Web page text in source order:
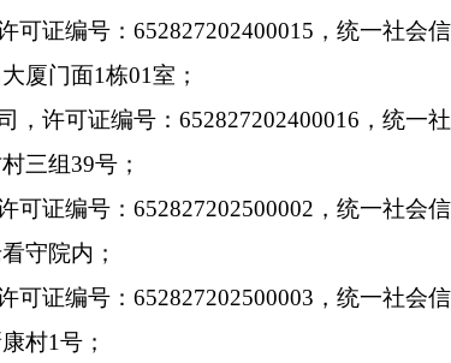
可证编号：652827202400015 ，统一社会
厦门面1栋01室；
，许可证编号：652827202400016 ，统一
三组 39号；
可证编号：652827202500002 ，统一社会
守院内；
可证编号：652827202500003 ，统一社会
村1号；